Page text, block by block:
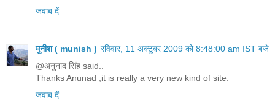
जवाब दें
मुनीश ( munish ) रविवार, 11 अक्टूबर 2009 को 8:48:00 am IST बजे
@अनुनाद सिंह said..
Thanks Anunad ,it is really a very new kind of site.
जवाब दें